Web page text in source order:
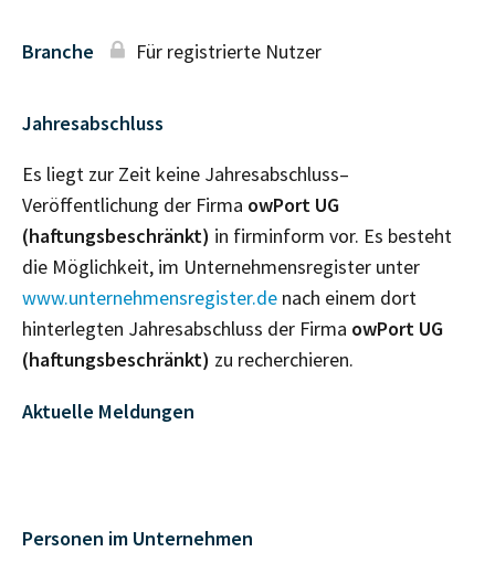
Branche Für registrierte Nutzer
Jahresabschluss
Es liegt zur Zeit keine Jahresabschluss–
Veröffentlichung der Firma owPort UG
(haftungsbeschränkt) in firminform vor. Es besteht
die Möglichkeit, im Unternehmensregister unter
www.unternehmensregister.de nach einem dort
hinterlegten Jahresabschluss der Firma owPort UG
(haftungsbeschränkt) zu recherchieren.
Aktuelle Meldungen
Personen im Unternehmen